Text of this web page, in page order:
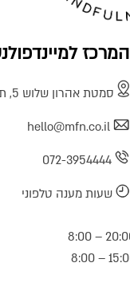
המרכז
סמטת אהרון שלוש 5, ת"א
hello@mfn.co.il
072-3954444
שעות מענה טלפוני